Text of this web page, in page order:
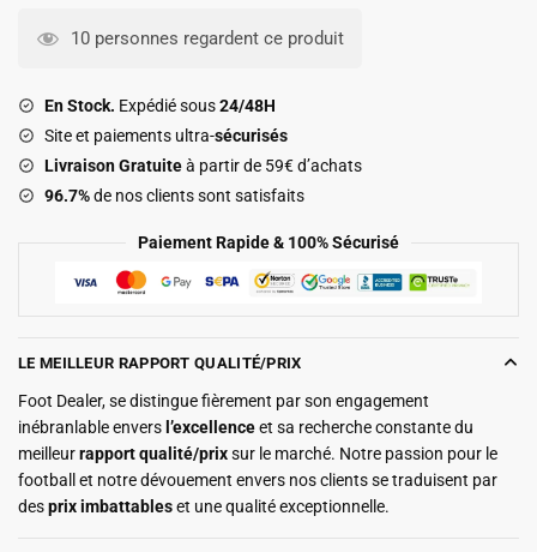
Real
2025
2026
Blanc
Clair
10 personnes regardent ce produit
En Stock. Expédié sous24/48H
Site et paiements ultra-sécurisés
Livraison Gratuiteà partir de 59€ d’achats
96.7%de nos clients sont satisfaits
Paiement Rapide & 100% Sécurisé
LE MEILLEUR RAPPORT QUALITÉ/PRIX
Foot Dealer, se distingue fièrement par son engagement
inébranlable envers l’excellenceet sa recherche constante du
meilleurrapport qualité/prixsur le marché. Notre passion pour le
football et notre dévouement envers nos clients se traduisent par
desprix imbattableset une qualité exceptionnelle.